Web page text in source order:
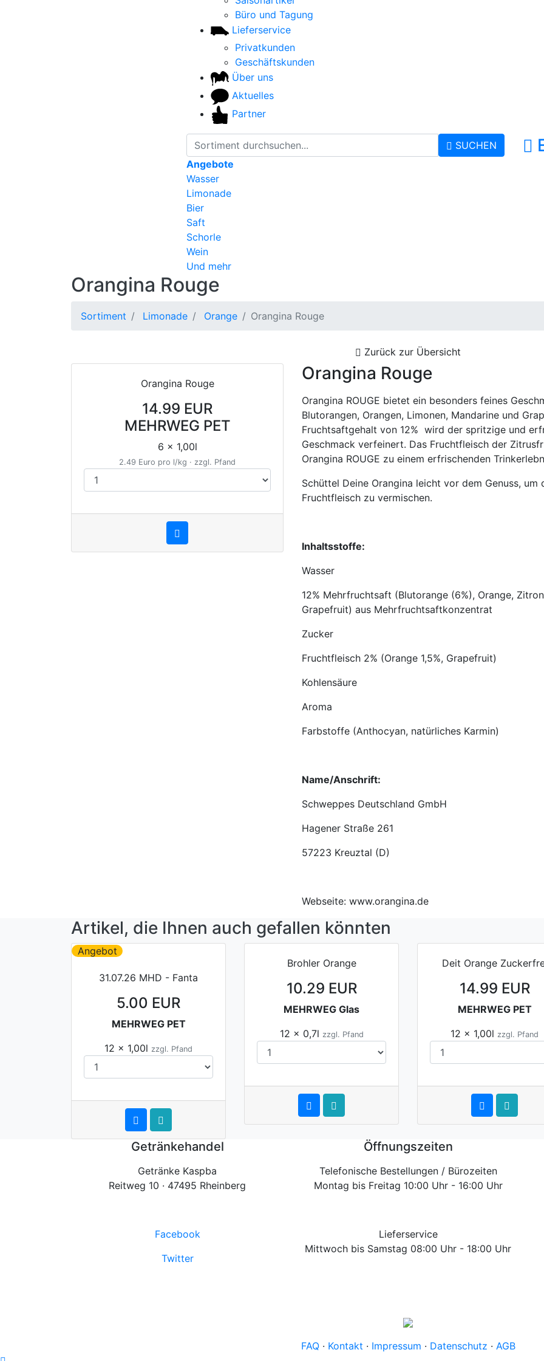
Büro und Tagung
Lieferservice
Privatkunden
Geschäftskunden
Über uns
Aktuelles
Partner
SUCHEN
Angebote
Wasser
Limonade
Bier
Saft
Schorle
Wein
Und mehr
Orangina Rouge
Sortiment Limonade Orange Orangina Rouge
Zurück zur Übersicht
Orangina Rouge
14.99 EUR
MEHRWEG PET
6 x 1,00l
2.49 Euro pro l/kg · zzgl. Pfand
Orangina Rouge
Orangina ROUGE bietet ein besonders feines
Blutorangen, Orangen, Limonen, Mandarine und
Fruchtsaftgehalt von 12% wird der spritzige und
Geschmack verfeinert. Das Fruchtfleisch der
Orangina ROUGE zu einem erfrischenden
Schüttel Deine Orangina leicht vor dem Genuss, um
Fruchtfleisch zu vermischen.
Inhaltsstoffe:
Wasser
12% Mehrfruchtsaft (Blutorange (6%), Orange,
Grapefruit) aus Mehrfruchtsaftkonzentrat
Zucker
Fruchtfleisch 2% (Orange 1,5%, Grapefruit)
Kohlensäure
Aroma
Farbstoffe (Anthocyan, natürliches Karmin)
Name/Anschrift:
Schweppes Deutschland GmbH
Hagener Straße 261
57223 Kreuztal (D)
Webseite: www.orangina.de
Artikel, die Ihnen auch gefallen könnten
Angebot
31.07.26 MHD - Fanta
5.00 EUR
MEHRWEG PET
12 x 1,00l zzgl. Pfand
Brohler Orange
10.29 EUR
MEHRWEG Glas
12 x 0,7l zzgl. Pfand
Deit Orange
14.99 EUR
MEHRWEG PET
12 x 1,00l zzgl. Pfand
Getränkehandel
Getränke Kaspba
Reitweg 10 · 47495 Rheinberg
Facebook
Twitter
Öffnungszeiten
Telefonische Bestellungen / Bürozeiten
Montag bis Freitag 10:00 Uhr - 16:00 Uhr
Lieferservice
Mittwoch bis Samstag 08:00 Uhr - 18:00 Uhr
FAQ· Kontakt · Impressum · Datenschutz · AGB